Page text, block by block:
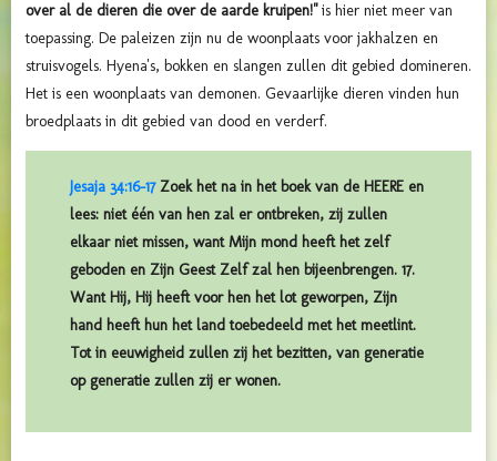
over al de dieren die over de aarde kruipen!"is hier niet meer van
toepassing. De paleizen zijn nu de woonplaats voor jakhalzen en
struisvogels. Hyena's, bokken en slangen zullen dit gebied domineren.
Het is een woonplaats van demonen. Gevaarlijke dieren vinden hun
broedplaats in dit gebied van dood en verderf.
Jesaja 34:16-17Zoek het na in het boek van de HEERE en
lees: niet één van hen zal er ontbreken, zij zullen
elkaar niet missen, want Mijn mond heeft het zelf
geboden en Zijn Geest Zelf zal hen bijeenbrengen. 17.
Want Hij, Hij heeft voor hen het lot geworpen, Zijn
hand heeft hun het land toebedeeld met het meetlint.
Tot in eeuwigheid zullen zij het bezitten, van generatie
op generatie zullen zij er wonen.